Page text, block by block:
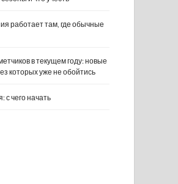
работает там, где обычные
в текущем году: новые
которых уже не обойтись
с чего начать